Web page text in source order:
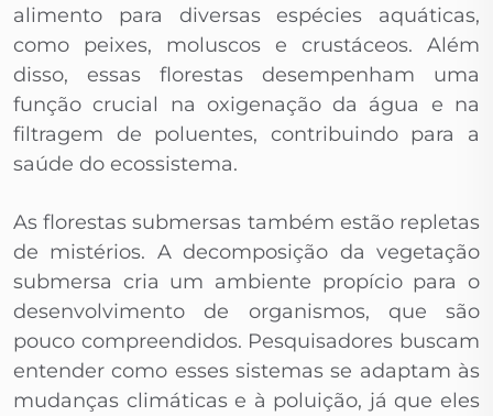
alimento para diversas espécies aquáticas,
como peixes, moluscos e crustáceos. Além
disso, essas florestas desempenham uma
função crucial na oxigenação da água e na
filtragem de poluentes, contribuindo para a
saúde do ecossistema.
As florestas submersas também estão repletas
de mistérios. A decomposição da vegetação
submersa cria um ambiente propício para o
desenvolvimento de organismos, que são
pouco compreendidos. Pesquisadores buscam
entender como esses sistemas se adaptam às
mudanças climáticas e à poluição, já que eles